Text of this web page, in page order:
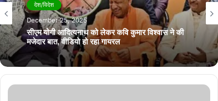
देश/विदेश
December 25, 2025
सीएम योगी आदित्यनाथ को लेकर कवि कुमार विश्वास ने की
मजेदार बात, वीडियो हो रहा गायरल